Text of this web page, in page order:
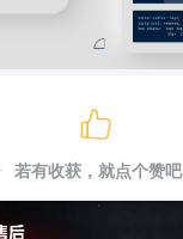
若有收获，就点个赞吧